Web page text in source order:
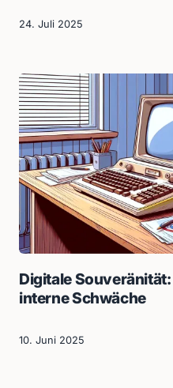
24. Juli 2025
Digitale
interne Schwäche
10. Juni 2025